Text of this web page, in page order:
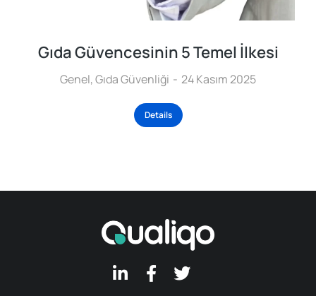
Gıda Güvencesinin 5 Temel İlkesi
Genel,Gıda Güvenliği 24 Kasım 2025
Details